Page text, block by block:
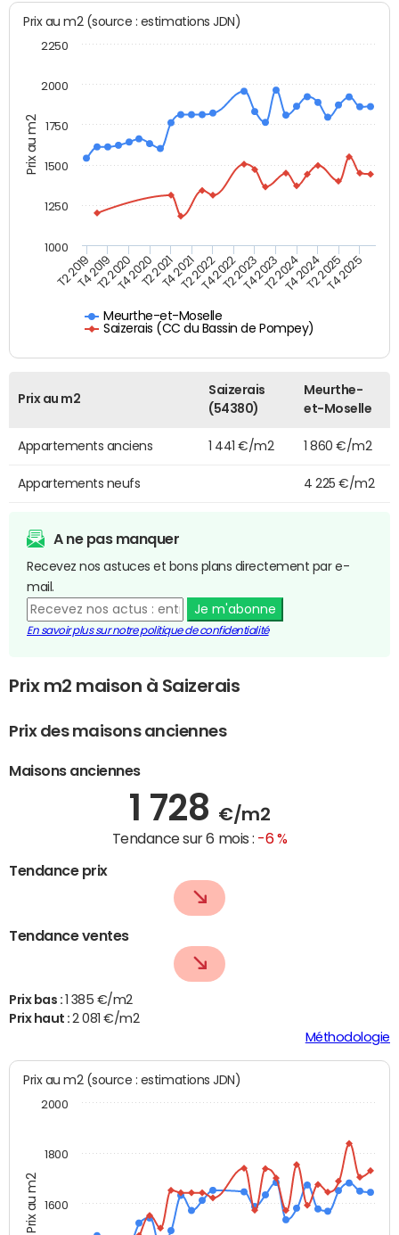
Prix au m2
Prix au m2 (source : estimations JDN)
Meurthe-et-Moselle
Saizerais (CC du Bassin de Pompey)
T2 2019T4 2019T2 2020T4 2020T2 2021T4 2021T2 2022T4 2022T2 2023T4 2023T2 2024T4 2024T2 2025T4 2025
1000
1250
1500
1750
2000
2250
Prix au m2
Saizerais
(54380)
Meurthe-
et-Moselle
Appartements anciens 1 441 €/m2 1 860 €/m2
Appartements neufs 4 225 €/m2
A ne pas manquer
Recevez nos astuces et bons plans directement par e-
mail.
Je m'abonne
En savoir plus sur notre politique de confidentialité
Prix m2 maison à Saizerais
Prix des maisons anciennes
Maisons anciennes
1 728 €/m2
Tendance sur 6 mois : -6 %
Tendance prix
Tendance ventes
Prix bas :
1 385 €/m2
Prix haut :2 081 €/m2
Méthodologie
Prix au m2
Prix au m2 (source : estimations JDN)
1600
1800
2000